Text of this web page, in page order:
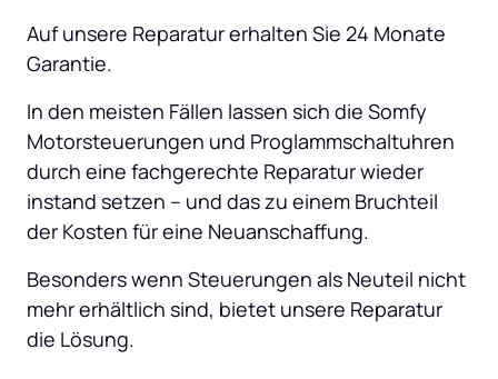
Auf unsere Reparatur erhalten Sie 24 Monate
Garantie.
In den meisten Fällen lassen sich die Somfy
Motorsteuerungen und Proglammschaltuhren
durch eine fachgerechte Reparatur wieder
instand setzen – und das zu einem Bruchteil
der Kosten für eine Neuanschaffung.
Besonders wenn Steuerungen als Neuteil nicht
mehr erhältlich sind, bietet unsere Reparatur
die Lösung.